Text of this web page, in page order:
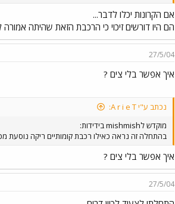
אם הקרונות יכלו לדבר...
הם היו דורשים זיכוי כי הרכבת הזאת שהיתה אמורה להגיע ב11:30 הגיעה ב"איחור" של חצי שעה (ביג
27/5/04
איך אפשר בלי צים ?
נכתב ע"י A r i e T:
מוקדש לmishmish בידידות:
בהתחלה זה נראה כאילו רכבת קומותיים ריקה נוסעת
איך אפשר בלי צים ?
27/5/04